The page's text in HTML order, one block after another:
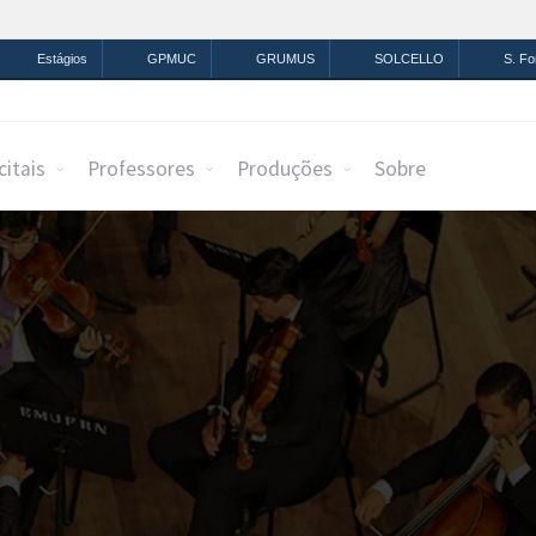
Legislação Canais
Estágios GPMUC GRUMUS SOLCELLO S.
Professores Produções Sobre